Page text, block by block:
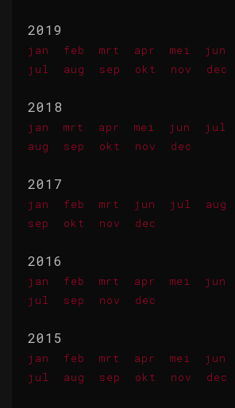
2019
jan feb mrt apr mei
jun
jul
aug sep okt nov dec
2018
jan mrt apr mei jun
jul
aug
sep okt nov dec
2017
jan feb mrt jun jul
aug
sep
okt nov dec
2016
jan feb mrt apr mei
jun
jul
sep nov dec
2015
jan feb mrt apr mei
jun
jul
aug sep okt nov dec